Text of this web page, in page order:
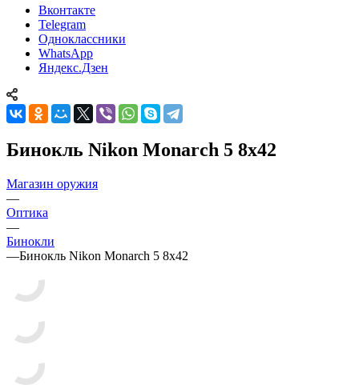
Вконтакте
Telegram
Одноклассники
WhatsApp
Яндекс.Дзен
Бинокль Nikon Monarch 5 8x42
Магазин оружия
—
Оптика
—
Бинокли
—Бинокль Nikon Monarch 5 8x42